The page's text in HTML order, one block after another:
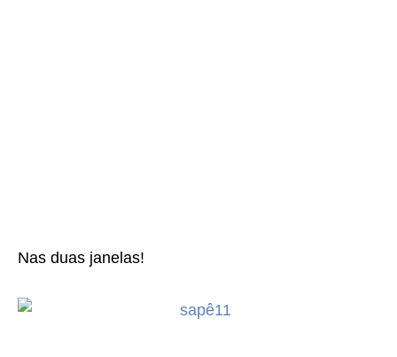
Nas duas janelas!